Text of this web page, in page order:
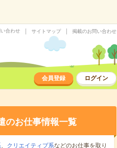
合わせ サイトマップ 掲載のお問い合わせ
会員登録 ログイン
のお仕事情報一覧
、 クリエイティブ系などのお仕事を取り